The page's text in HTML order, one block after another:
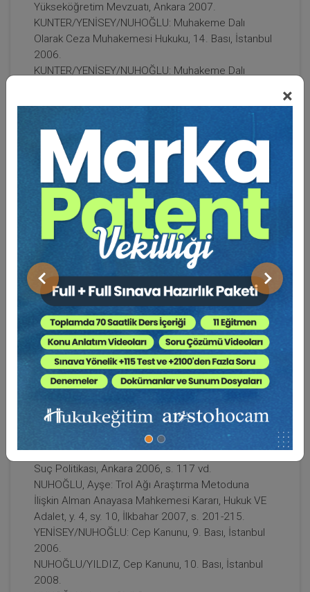
×
Önceki Sonraki
Yükseköğretim Mevzuatı, Ankara 2007.
KUNTER/YENİSEY/NUHOĞLU: Muhakeme Dalı
Olarak Ceza Muhakemesi Hukuku, 14. Bası, İstanbul
2006.
KUNTER/YENİSEY/NUHOĞLU: Muhakeme Dalı
Olarak Ceza Muhakemesi Hukuku, 16. Bası, İstanbul
2008.
YENİSEY/NUHOĞLU/GÜZEL: Kolluk Yetkileri Güvenlik
ve Hukuk, İstanbul 2004.
YENİSEY/NUHOĞLU: Ceza Hukuku Külliyatı, 2. Cilt,
İstanbul 2005.
ÜNVER/NUHOĞLU: Federal Almanya Çevre Ceza
Hukuku, İstanbul 1999.
NUHOĞLU, Ayşe: Türk Ceza Kanunu, in: YENİSEY,
Polis ve Hukuku, İstanbul 2006.
NUHOĞLU, Ayşe: Karşılıksız Çek, Argumentum,
Aralık 1990, sy. 5, s. 63 vd.
NUHOĞLU, Ayşe: Adli Amaçlı Telekomünikasyon
Yoluyla Yapılan İletişimin Denetlenmesi
ile Teknik Amaçlarla İzleme Tedbirine Konu Olan
Suçlar, Yargı Dünyası, Ağustos 2006, sy. 128, s. 9
vd.
NUHOĞLU, Ayşe: (tercüme) Mağdurun Korunması
Ceza Usul Hukuku Reformu
Düşüncelerinin Sınanması (Prof. Dr. Heinz Scöch),
in: Karşılaştırmalı Güncel Ceza Hukuku Serisi (5),
Suç Politikası, Ankara 2006, s. 117 vd.
NUHOĞLU, Ayşe: Trol Ağı Araştırma Metoduna
İlişkin Alman Anayasa Mahkemesi Kararı, Hukuk VE
Adalet, y. 4, sy. 10, İlkbahar 2007, s. 201-215.
YENİSEY/NUHOĞLU: Cep Kanunu, 9. Bası, İstanbul
2006.
NUHOĞLU/YILDIZ, Cep Kanunu, 10. Bası, İstanbul
2008.